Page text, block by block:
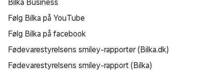
Bilka Business
Følg Bilka på YouTube
Følg Bilka på facebook
Fødevarestyrelsens smiley-rapporter (Bilka.dk)
Fødevarestyrelsens smiley-rapport (Bilka)